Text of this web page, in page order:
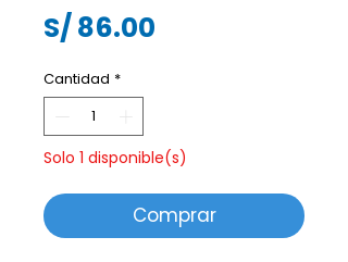
S/ 86.00
Cantidad *
Solo 1 disponible(s)
Comprar